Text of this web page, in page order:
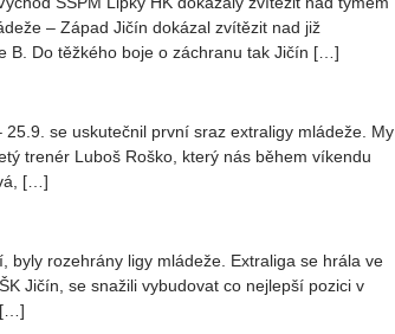
– Západ Jičín dokázal zvítězit nad již
B. Do těžkého boje o záchranu tak Jičín […]
se uskutečnil první sraz extraligy mládeže. My
trenér Luboš Roško, který nás během víkendu
[…]
rozehrány ligy mládeže. Extraliga se hrála ve
Jičín, se snažili vybudovat co nejlepší pozici v
[…]